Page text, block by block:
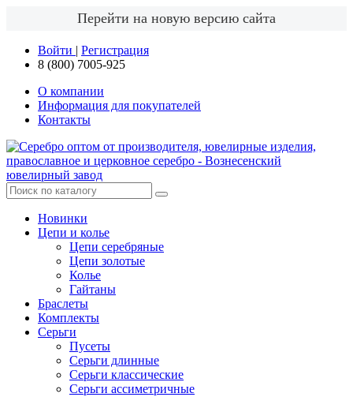
Перейти на новую версию сайта
Войти | Регистрация
8 (800) 7005-925
О компании
Информация для покупателей
Контакты
Новинки
Цепи и колье
Цепи серебряные
Цепи золотые
Колье
Гайтаны
Браслеты
Комплекты
Серьги
Пусеты
Серьги длинные
Серьги классические
Серьги ассиметричные